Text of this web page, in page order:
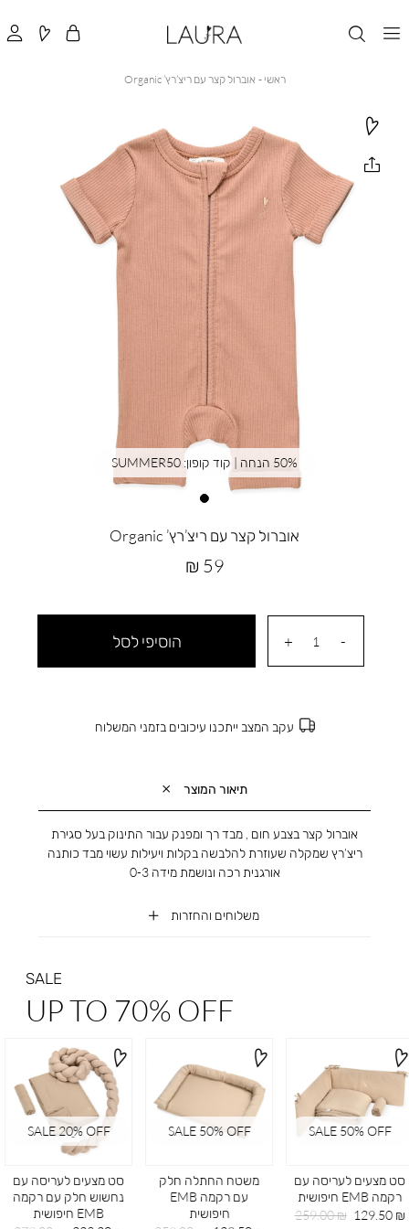
ראשי ראשי
אוברול קצר עם ריצ’רץ’ Organic
אוברול
אוברול קצר עם ריצ’רץ’ Organic
מחיר
59 ₪
הוסיפי לסל
עקב המצב ייתכנו עיכובים בזמני המשלוח
תיאור המוצר
משלוחים והחזרות
אוברול קצר בצבע חום , מבד רך ומפנק עבור התינוק בעל סגירת
ריצ’רץ שמקלה שעוזרת להלבשה בקלות ויעילות עשוי מבד כותנה
אורגנית רכה ונושמת מידה 0-3
50% הנחה | קוד קופון: SUMMER50
SALE
UP TO 70% OFF
SALE 20ֵ% OFF
סט מצעים לעריסה עם
נחשוש חלק עם רקמה
EMB חיפושית
SALE 50% OFF
משטח החתלה חלק
עם רקמה EMB
חיפושית
SALE 50% OFF
סט מצעים לעריסה עם
רקמה EMB חיפושית
מחיר
129.50 ₪
מחיר
259.00 ₪